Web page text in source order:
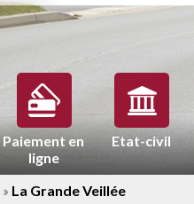
Paiement en
ligne
Etat-civil
» La Grande Veillée